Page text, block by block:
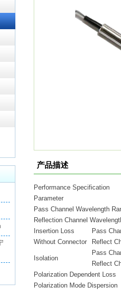
产品描述
Performance Specification
Parameter
Pass Channel Wavelength
Reflection Channel
Insertion Loss
Without Connector
Pass
Reflect
Isolation
Pass
Reflect
Polarization Dependent Loss
Polarization Mode Dispersion